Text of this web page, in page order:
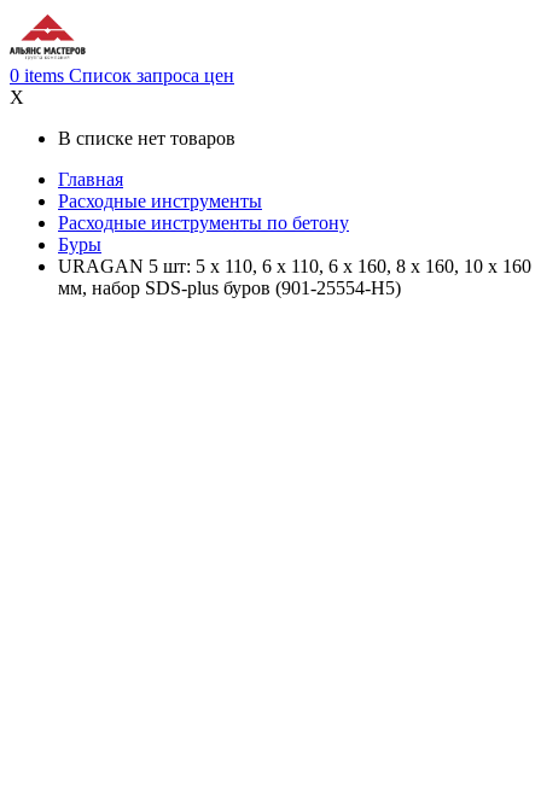
0 items Список запроса цен
X
В списке нет товаров
Главная
Расходные инструменты
Расходные инструменты по бетону
Буры
URAGAN 5 шт: 5 х 110, 6 х 110, 6 х 160, 8 х 160, 10 х 160
мм, набор SDS-plus буров (901-25554-H5)